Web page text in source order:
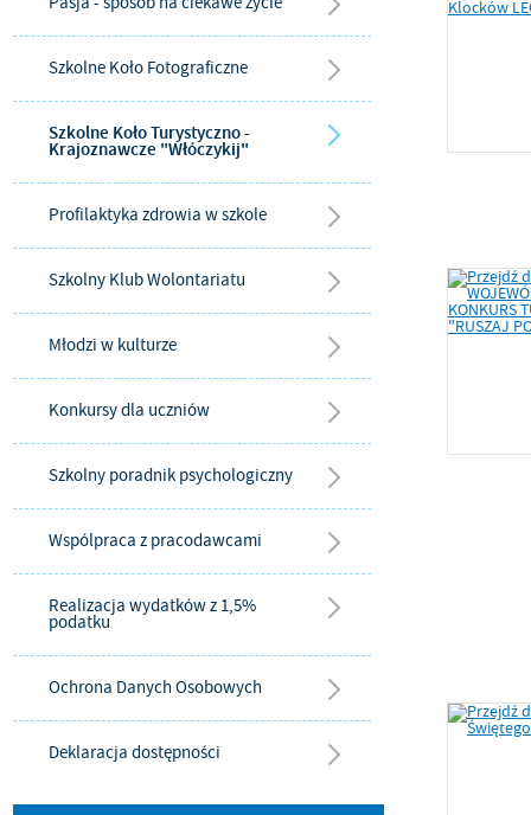
Szkolne Koło Fotograficzne
Szkolne Koło Turystyczno -
Krajoznawcze "Włóczykij"
Profilaktyka zdrowia w szkole
Szkolny Klub Wolontariatu
Młodzi w kulturze
Konkursy dla uczniów
Szkolny poradnik psychologiczny
Wspólpraca z pracodawcami
Realizacja wydatków z 1,5%
podatku
Ochrona Danych Osobowych
Deklaracja dostępności